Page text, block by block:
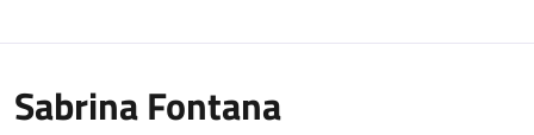
Sabrina Fontana